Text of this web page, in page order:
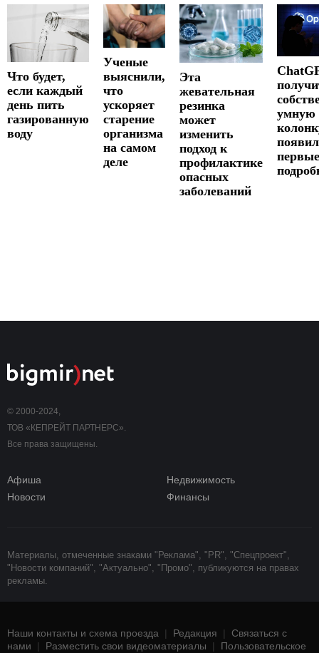
Что будет,
если каждый
день пить
газированную
воду
Ученые
выяснили,
что
ускоряет
старение
организма
на самом
деле
Эта
жевательная
резинка
может
изменить
подход к
профилактике
опасных
заболеваний
умную
первые
© 2000-2024,
ТОВ «КЕПРЕЙТ ПАРТНЕРС».
Все права защищены.
Афиша
Недвижимость
Новости
Финансы
Материалы, отмеченные знаками "Реклама", "PR", "Спецпроект",
"Новости компаний", "Актуально", "Промо", публикуются на правах
рекламы.
Наши контакты и схема проезда | Редакция | Связаться с
нами | Разместить свои видеоматериалы | Пользовательское